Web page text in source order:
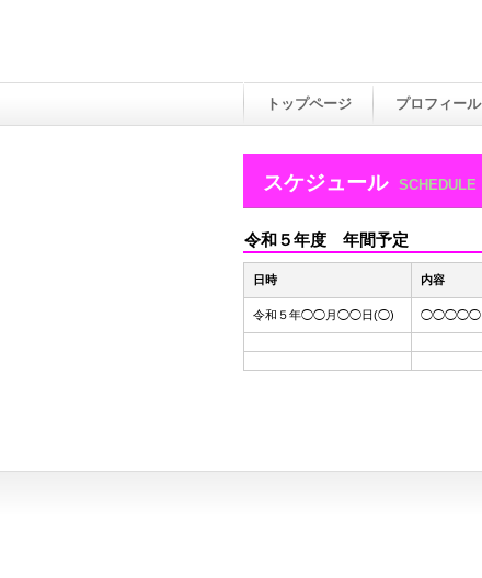
スケジュール SCHEDULE
令和５年度 年間予定
日時 内容
令和５年◯◯月◯◯日(◯) ◯◯◯◯◯
トップページ プロフィール